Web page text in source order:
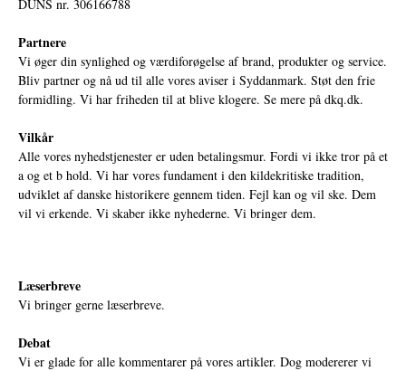
DUNS nr. 306166788
Partnere
Vi øger din synlighed og værdiforøgelse af brand, produkter og service.
Bliv partner og nå ud til alle vores aviser i Syddanmark. Støt den frie
formidling. Vi har friheden til at blive klogere. Se mere på dkq.dk.
Vilkår
Alle vores nyhedstjenester er uden betalingsmur. Fordi vi ikke tror på et
a og et b hold. Vi har vores fundament i den kildekritiske tradition,
udviklet af danske historikere gennem tiden. Fejl kan og vil ske. Dem
vil vi erkende. Vi skaber ikke nyhederne. Vi bringer dem.
Læserbreve
Vi bringer gerne læserbreve.
Debat
Vi er glade for alle kommentarer på vores artikler. Dog modererer vi